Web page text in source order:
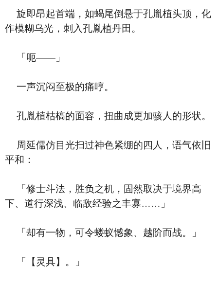
旋即昂起首端，如蝎尾倒悬于孔胤植头顶，化
作模糊乌光，刺入孔胤植丹田。
「呃——」
一声沉闷至极的痛哼。
孔胤植枯槁的面容，扭曲成更加骇人的形状。
周延儒仿目光扫过神色紧绷的四人，语气依旧
平和：
「修士斗法，胜负之机，固然取决于境界高
下、道行深浅、临敌经验之丰寡……」
「却有一物，可令蝼蚁憾象、越阶而战。」
「【灵具】。」